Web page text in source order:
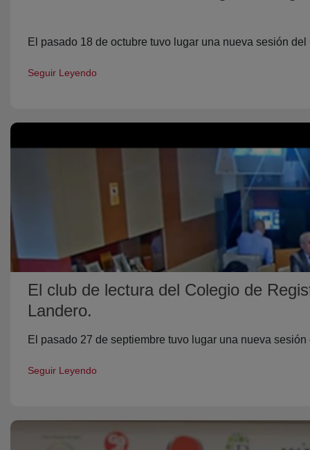
El pasado 18 de octubre tuvo lugar una nueva sesión
Seguir Leyendo
El club de lectura del Colegio de
Landero.
El pasado 27 de septiembre tuvo lugar una nueva
Seguir Leyendo